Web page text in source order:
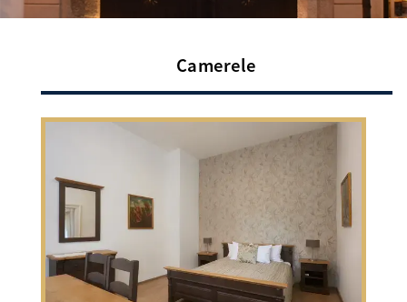
Camerele